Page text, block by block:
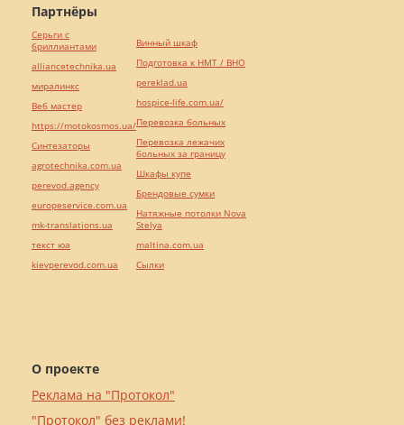
О проекте
Реклама на "Протокол"
"Протокол" без реклами!
Партнёры
Серьги с
бриллиантами
alliancetechnika.ua
миралинкс
Веб мастер
https://motokosmos.ua/
Синтезаторы
agrotechnika.com.ua
perevod.agency
europeservice.com.ua
mk-translations.ua
текст юа
kievperevod.com.ua
Винный шкаф
Подготовка к НМТ / ВНО
pereklad.ua
hospice-life.com.ua/
Перевозка больных
Перевозка лежачих
больных за границу
Шкафы купе
Брендовые сумки
Натяжные потолки Nova
Stelya
maltina.com.ua
Cылки